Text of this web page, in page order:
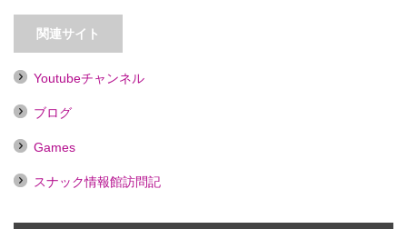
【上野広小路】仁美２号店
関連サイト
Youtubeチャンネル
ブログ
Games
スナック情報館訪問記